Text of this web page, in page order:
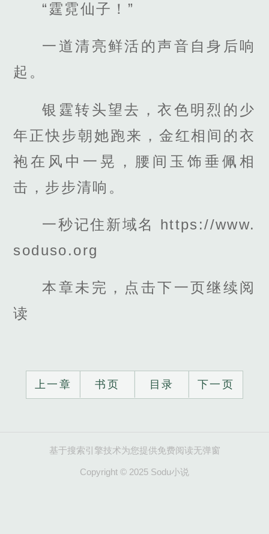
“霆霓仙子！”
一道清亮鲜活的声音自身后响
起。
银霆转头望去，衣色明烈的少
年正快步朝她跑来，金红相间的衣
袍在风中一晃，腰间玉饰垂佩相
击，步步清响。
一秒记住新域名 https://www.
soduso.org
本章未完，点击下一页继续阅
读
上一章 书页 目录 下一页
基于搜索引擎技术为您提供免费阅读无弹窗
Copyright © 2025 Sodu小说